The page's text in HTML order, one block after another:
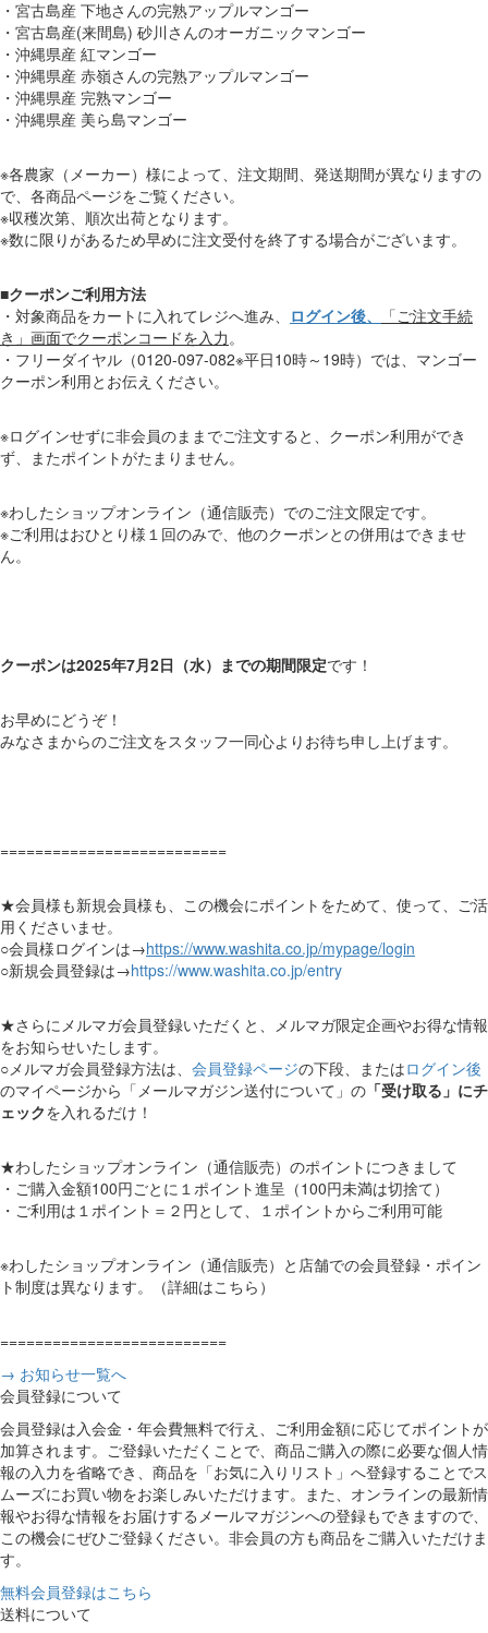
・宮古島産 下地さんの完熟アップルマンゴー
・宮古島産(来間島) 砂川さんのオーガニックマンゴー
・沖縄県産 紅マンゴー
・沖縄県産 赤嶺さんの完熟アップルマンゴー
・沖縄県産 完熟マンゴー
・沖縄県産 美ら島マンゴー
※各農家（メーカー）様によって、注文期間、発送期間が異なりますの
で、各商品ページをご覧ください。
※収穫次第、順次出荷となります。
※数に限りがあるため早めに注文受付を終了する場合がございます。
■クーポンご利用方法
・対象商品をカートに入れてレジへ進み、 ログイン後、
「ご注文手続
き」画面でクーポンコードを入力 。
・フリーダイヤル（0120-097-082※平日10時～19時）では、マンゴー
クーポン利用とお伝えください。
※ログインせずに非会員のままでご注文すると、クーポン利用ができ
ず、またポイントがたまりません。
※わしたショップオンライン（通信販売）でのご注文限定です。
※ご利用はおひとり様１回のみで、他のクーポンとの併用はできませ
ん。
クーポンは2025年7月2日（水）までの期間限定です！
お早めにどうぞ！
みなさまからのご注文をスタッフ一同心よりお待ち申し上げます。
==========================
★会員様も新規会員様も、この機会にポイントをためて、使って、ご活
用くださいませ。
○会員様ログインは→https://www.washita.co.jp/mypage/login
○新規会員登録は→https://www.washita.co.jp/entry
★さらにメルマガ会員登録いただくと、メルマガ限定企画やお得な情報
をお知らせいたします。
○メルマガ会員登録方法は、 会員登録ページの下段、またはログイン後
のマイページから「メールマガジン送付について」の 「受け取る」にチ
ェックを入れるだけ！
★わしたショップオンライン（通信販売）のポイントにつきまして
・ご購入金額100円ごとに１ポイント進呈（100円未満は切捨て）
・ご利用は１ポイント＝２円として、１ポイントからご利用可能
※わしたショップオンライン（通信販売）と店舗での会員登録・ポイン
ト制度は異なります。（詳細はこちら）
==========================
→ お知らせ一覧へ
会員登録について
会員登録は入会金・年会費無料で行え、ご利用金額に応じてポイントが
加算されます。ご登録いただくことで、商品ご購入の際に必要な個人情
報の入力を省略でき、商品を「お気に入りリスト」へ登録することでス
ムーズにお買い物をお楽しみいただけます。また、オンラインの最新情
報やお得な情報をお届けするメールマガジンへの登録もできますので、
この機会にぜひご登録ください。非会員の方も商品をご購入いただけま
す。
無料会員登録はこちら
送料について